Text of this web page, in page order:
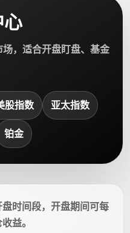
心
，适合开盘盯盘、基金
股指数 亚太指数
铂金
时间段，开盘期间可每
益。